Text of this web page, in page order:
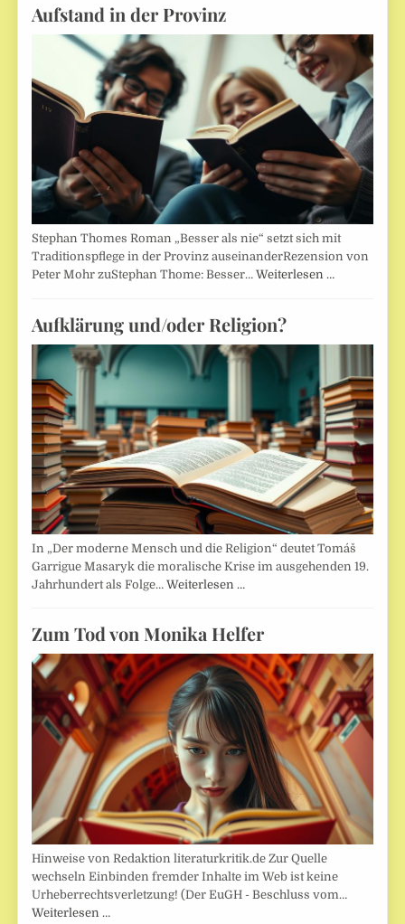
Aufstand in der Provinz
Stephan Thomes Roman „Besser als nie“ setzt sich mit
Traditionspflege in der Provinz auseinanderRezension von
Peter Mohr zuStephan Thome: Besser…Weiterlesen …
Aufklärung und/oder Religion?
In „Der moderne Mensch und die Religion“ deutet Tomáš
Garrigue Masaryk die moralische Krise im ausgehenden 19.
Jahrhundert als Folge…Weiterlesen …
Zum Tod von Monika Helfer
Hinweise von Redaktion literaturkritik.de Zur Quelle
wechseln Einbinden fremder Inhalte im Web ist keine
Urheberrechtsverletzung! (Der EuGH - Beschluss vom…
Weiterlesen …